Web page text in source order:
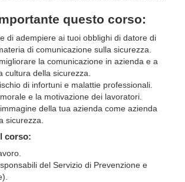
questo corso:
di adempiere ai tuoi obblighi di datore di
di comunicazione sulla sicurezza.
la comunicazione in azienda e a
cultura della sicurezza.
di infortuni e malattie professionali.
e la motivazione dei lavoratori.
della tua azienda come azienda
sicurezza.
corso:
del Servizio di Prevenzione e